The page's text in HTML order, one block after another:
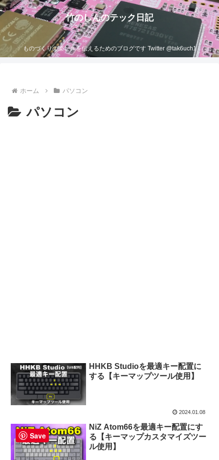
竹のしんのテック日記
ものづくりの楽しさを伝えるためのブログです Twitter @tak6uch1
ホーム パソコン
パソコン
HHKB Studioを最適キー配置に
する【キーマップツール使用】
2024.01.08
NiZ Atom66を最適キー配置にす
る【キーマップカスタマイズツー
ル使用】
Save